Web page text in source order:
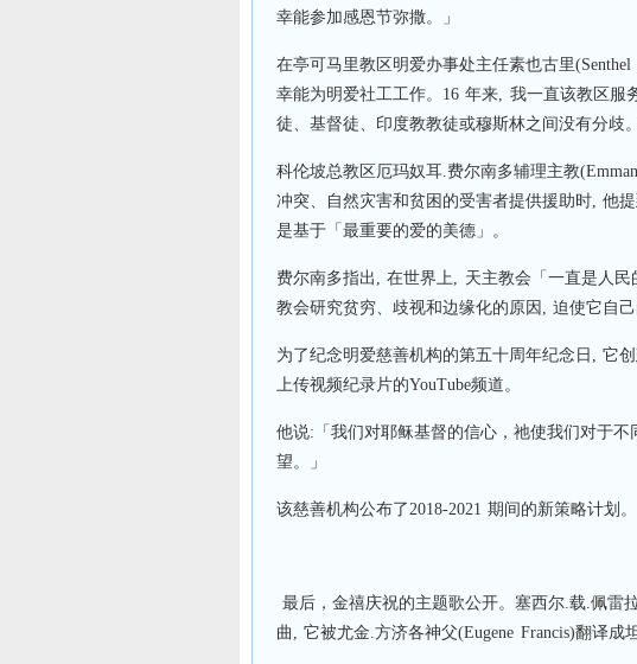
幸能参加感恩节弥撒。」
在亭可马里教区明爱办事处主任素也古里
幸能为明爱社工工作。16 年来, 我一直该教区服
徒、基督徒、印度教教徒或穆斯林之间没有分歧
科伦坡总教区厄玛奴耳.费尔南多辅理主教
冲突、自然灾害和贫困的受害者提供援助时, 他
是基于「最重要的爱的美德」。
费尔南多指出, 在世界上, 天主教会「一直是人
教会研究贫穷、歧视和边缘化的原因, 迫使它自
为了纪念明爱慈善机构的第五十周年纪念日, 它
上传视频纪录片的YouTube频道。
他说:「我们对耶稣基督的信心，祂使我们对于
望。」
该慈善机构公布了2018-2021 期间的新策略计划。
最后，金禧庆祝的主题歌公开。塞西尔.载.佩雷
曲, 它被尤金.方济各神父(Eugene Francis)翻译成